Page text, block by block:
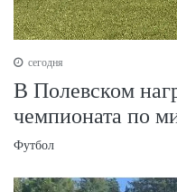
сегодня
В Полевском
чемпионата по
Футбол